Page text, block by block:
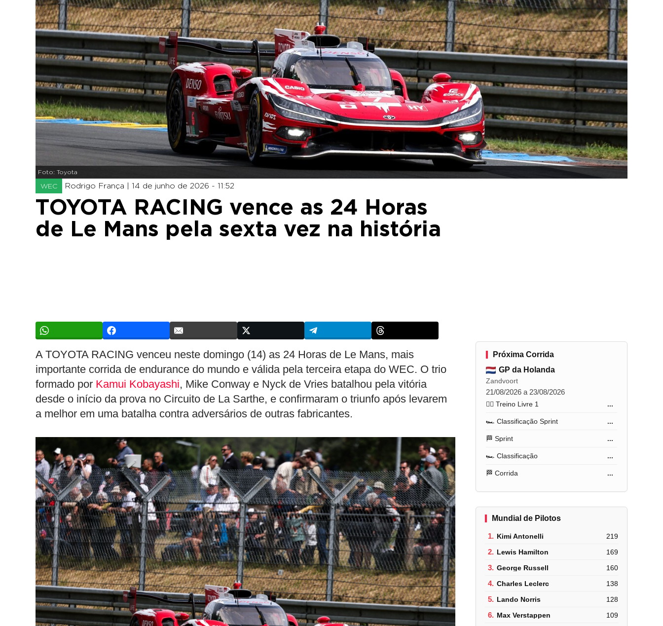
Foto: Toyota
WEC Rodrigo França | 14 de junho de 2026 - 11:52
TOYOTA RACING vence as 24 Horas
de Le Mans pela sexta vez na história
A TOYOTA RACING venceu neste domingo (14) as 24 Horas de Le Mans, mais
importante corrida de endurance do mundo e válida pela terceira etapa do WEC. O trio
formado por Kamui Kobayashi, Mike Conway e Nyck de Vries batalhou pela vitória
desde o início da prova no Circuito de La Sarthe, e confirmaram o triunfo após levarem
a melhor em uma batalha contra adversários de outras fabricantes.
Próxima Corrida
GP da Holanda
Zandvoort
21/08/2026 a 23/08/2026
🏋️‍♂️ Treino Livre 1 ...
🏎️ Classificação Sprint ...
🏁 Sprint ...
🏎️ Classificação ...
🏁 Corrida ...
Mundial de Pilotos
1. Kimi Antonelli 219
2. Lewis Hamilton 169
3. George Russell 160
4. Charles Leclerc 138
5. Lando Norris 128
6. Max Verstappen 109